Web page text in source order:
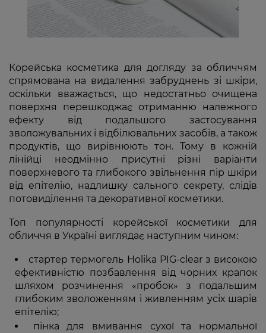
Корейська косметика для догляду за обличчям
спрямована на видалення забруднень зі шкіри,
оскільки вважається, що недостатньо очищена
поверхня перешкоджає отриманню належного
ефекту від подальшого застосування
зволожувальних і відбілювальних засобів, а також
продуктів, що вирівнюють тон. Тому в кожній
лінійці неодмінно присутні різні варіанти
поверхневого та глибокого звільнення пір шкіри
від епітелію, надлишку сального секрету, слідів
потовиділення та декоративної косметики.
Топ популярності корейської косметики для
обличчя в Україні виглядає наступним чином:
стартер термогель Holika PIG-clear з високою
ефективністю позбавлення від чорних крапок
шляхом розчинення «пробок» з подальшим
глибоким зволоженням і живленням усіх шарів
епітелію;
пінка для вмивання сухої та нормальної